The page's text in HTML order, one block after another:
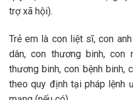
trợ xã hội).
Trẻ em là con liệt sĩ, con
dân, con thương binh, con
thương binh, con bệnh binh,
theo quy định tại pháp lệnh